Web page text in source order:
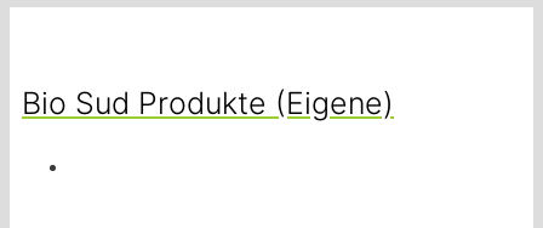
Bio Sud Produkte (Eigene)